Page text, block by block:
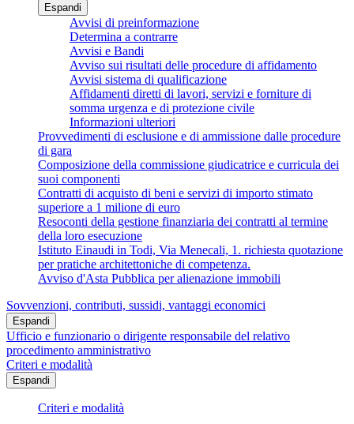
Espandi
Avvisi di preinformazione
Determina a contrarre
Avvisi e Bandi
Avviso sui risultati delle procedure di affidamento
Avvisi sistema di qualificazione
Affidamenti diretti di lavori, servizi e forniture di
somma urgenza e di protezione civile
Informazioni ulteriori
Provvedimenti di esclusione e di ammissione dalle procedure
di gara
Composizione della commissione giudicatrice e curricula dei
suoi componenti
Contratti di acquisto di beni e servizi di importo stimato
superiore a 1 milione di euro
Resoconti della gestione finanziaria dei contratti al termine
della loro esecuzione
Istituto Einaudi in Todi, Via Menecali, 1. richiesta quotazione
per pratiche architettoniche di competenza.
Avviso d'Asta Pubblica per alienazione immobili
Sovvenzioni, contributi, sussidi, vantaggi economici
Espandi
Ufficio e funzionario o dirigente responsabile del relativo
procedimento amministrativo
Criteri e modalità
Espandi
Criteri e modalità